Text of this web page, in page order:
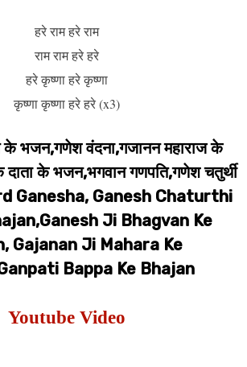
हरे राम हरे राम
राम राम हरे हरे
हरे कृष्णा हरे कृष्णा
कृष्णा कृष्णा हरे हरे (x3)
के भजन,गणेश वंदना,गजानन महाराज के
के दाता के भजन,भगवान गणपति,गणेश चतुर्थी
Ganesha, Ganesh Chaturthi
Ji Bhagvan Ke
Gajanan Ji Mahara Ke
Bappa Ke Bhajan
Youtube Video